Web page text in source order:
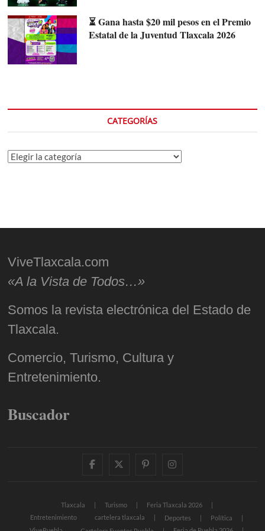
⏳ Gana hasta $20 mil pesos en el Premio
Estatal de la Juventud Tlaxcala 2026
CATEGORÍAS
Categorías
ViveTlaxcala.com
«A la Vista de Todos…»
Somos la revista electrónica del Estado de
Tlaxcala.
Comercio, Turismo, Cultura y
Entretenimiento.
Buscador
facebooktwitter
pinterestinstagram
Tlaxcala Turismo
Feria Tlaxcala 2026
Entretenimiento
cartelera tlaxcala Deportes
Política